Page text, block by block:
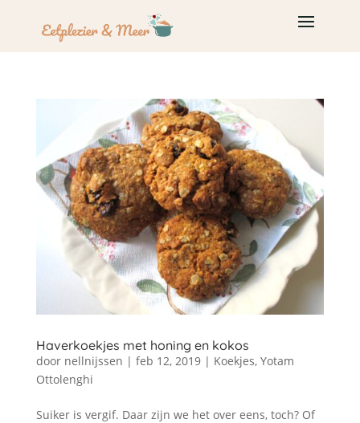
Haverkoekjes met honing en kokos
door nellnijssen | feb 12, 2019| Koekjes, Yotam
Ottolenghi
Suiker is vergif. Daar zijn we het over eens, toch? Of